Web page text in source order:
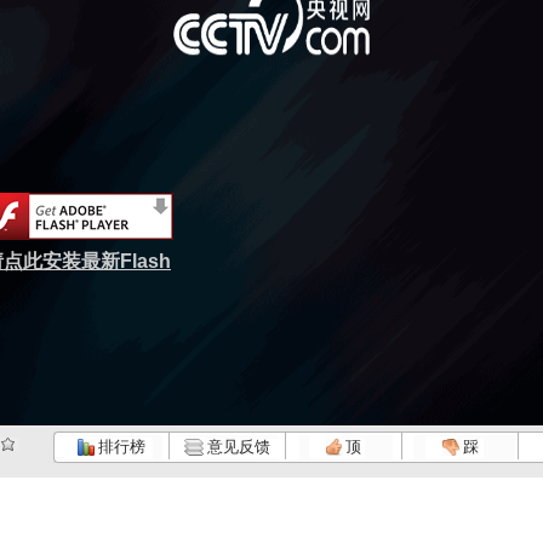
点此安装最新Flash
排行榜 意见反馈 顶 踩